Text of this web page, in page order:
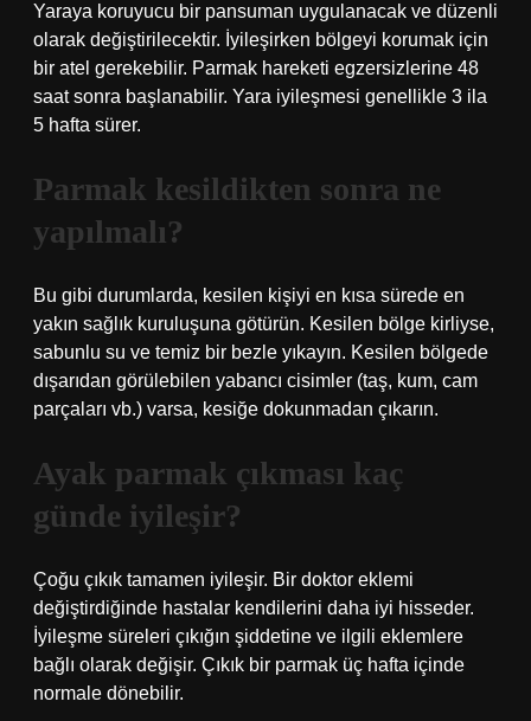
Yaraya koruyucu bir pansuman uygulanacak ve düzenli
olarak değiştirilecektir. İyileşirken bölgeyi korumak için
bir atel gerekebilir. Parmak hareketi egzersizlerine 48
saat sonra başlanabilir. Yara iyileşmesi genellikle 3 ila
5 hafta sürer.
Parmak kesildikten sonra ne
yapılmalı?
Bu gibi durumlarda, kesilen kişiyi en kısa sürede en
yakın sağlık kuruluşuna götürün. Kesilen bölge kirliyse,
sabunlu su ve temiz bir bezle yıkayın. Kesilen bölgede
dışarıdan görülebilen yabancı cisimler (taş, kum, cam
parçaları vb.) varsa, kesiğe dokunmadan çıkarın.
Ayak parmak çıkması kaç
günde iyileşir?
Çoğu çıkık tamamen iyileşir. Bir doktor eklemi
değiştirdiğinde hastalar kendilerini daha iyi hisseder.
İyileşme süreleri çıkığın şiddetine ve ilgili eklemlere
bağlı olarak değişir. Çıkık bir parmak üç hafta içinde
normale dönebilir.